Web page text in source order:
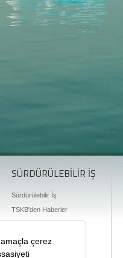
SÜRDÜRÜLEBİLİR İŞ
Sürdürülebilir İş
TSKB'den Haberler